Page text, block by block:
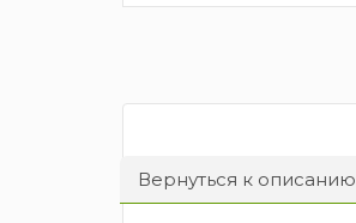
Вернуться к описанию